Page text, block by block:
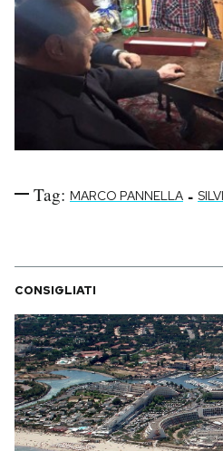
Tag: MARCO PANNELLA -
CONSIGLIATI